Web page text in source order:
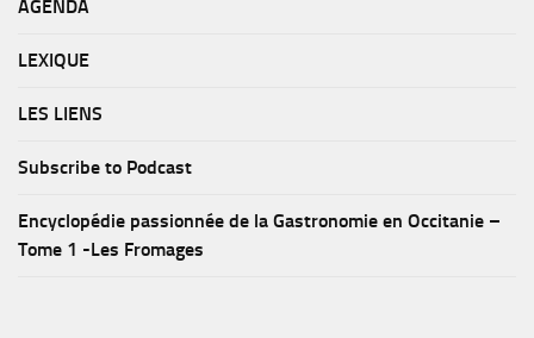
AGENDA
LEXIQUE
LES LIENS
Subscribe to Podcast
Encyclopédie passionnée de la Gastronomie en Occitanie –
Tome 1 -Les Fromages